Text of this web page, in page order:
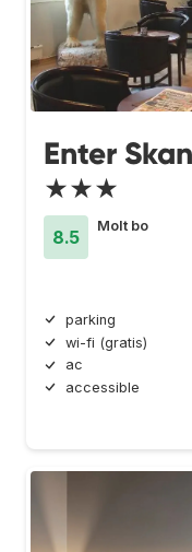
Enter
★★★
8.5
Molt bo
parking
wi-fi (gratis)
ac
accessible